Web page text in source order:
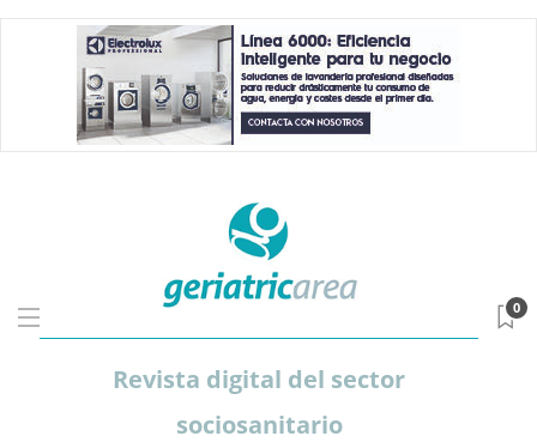
Revista digital del sector
sociosanitario
0